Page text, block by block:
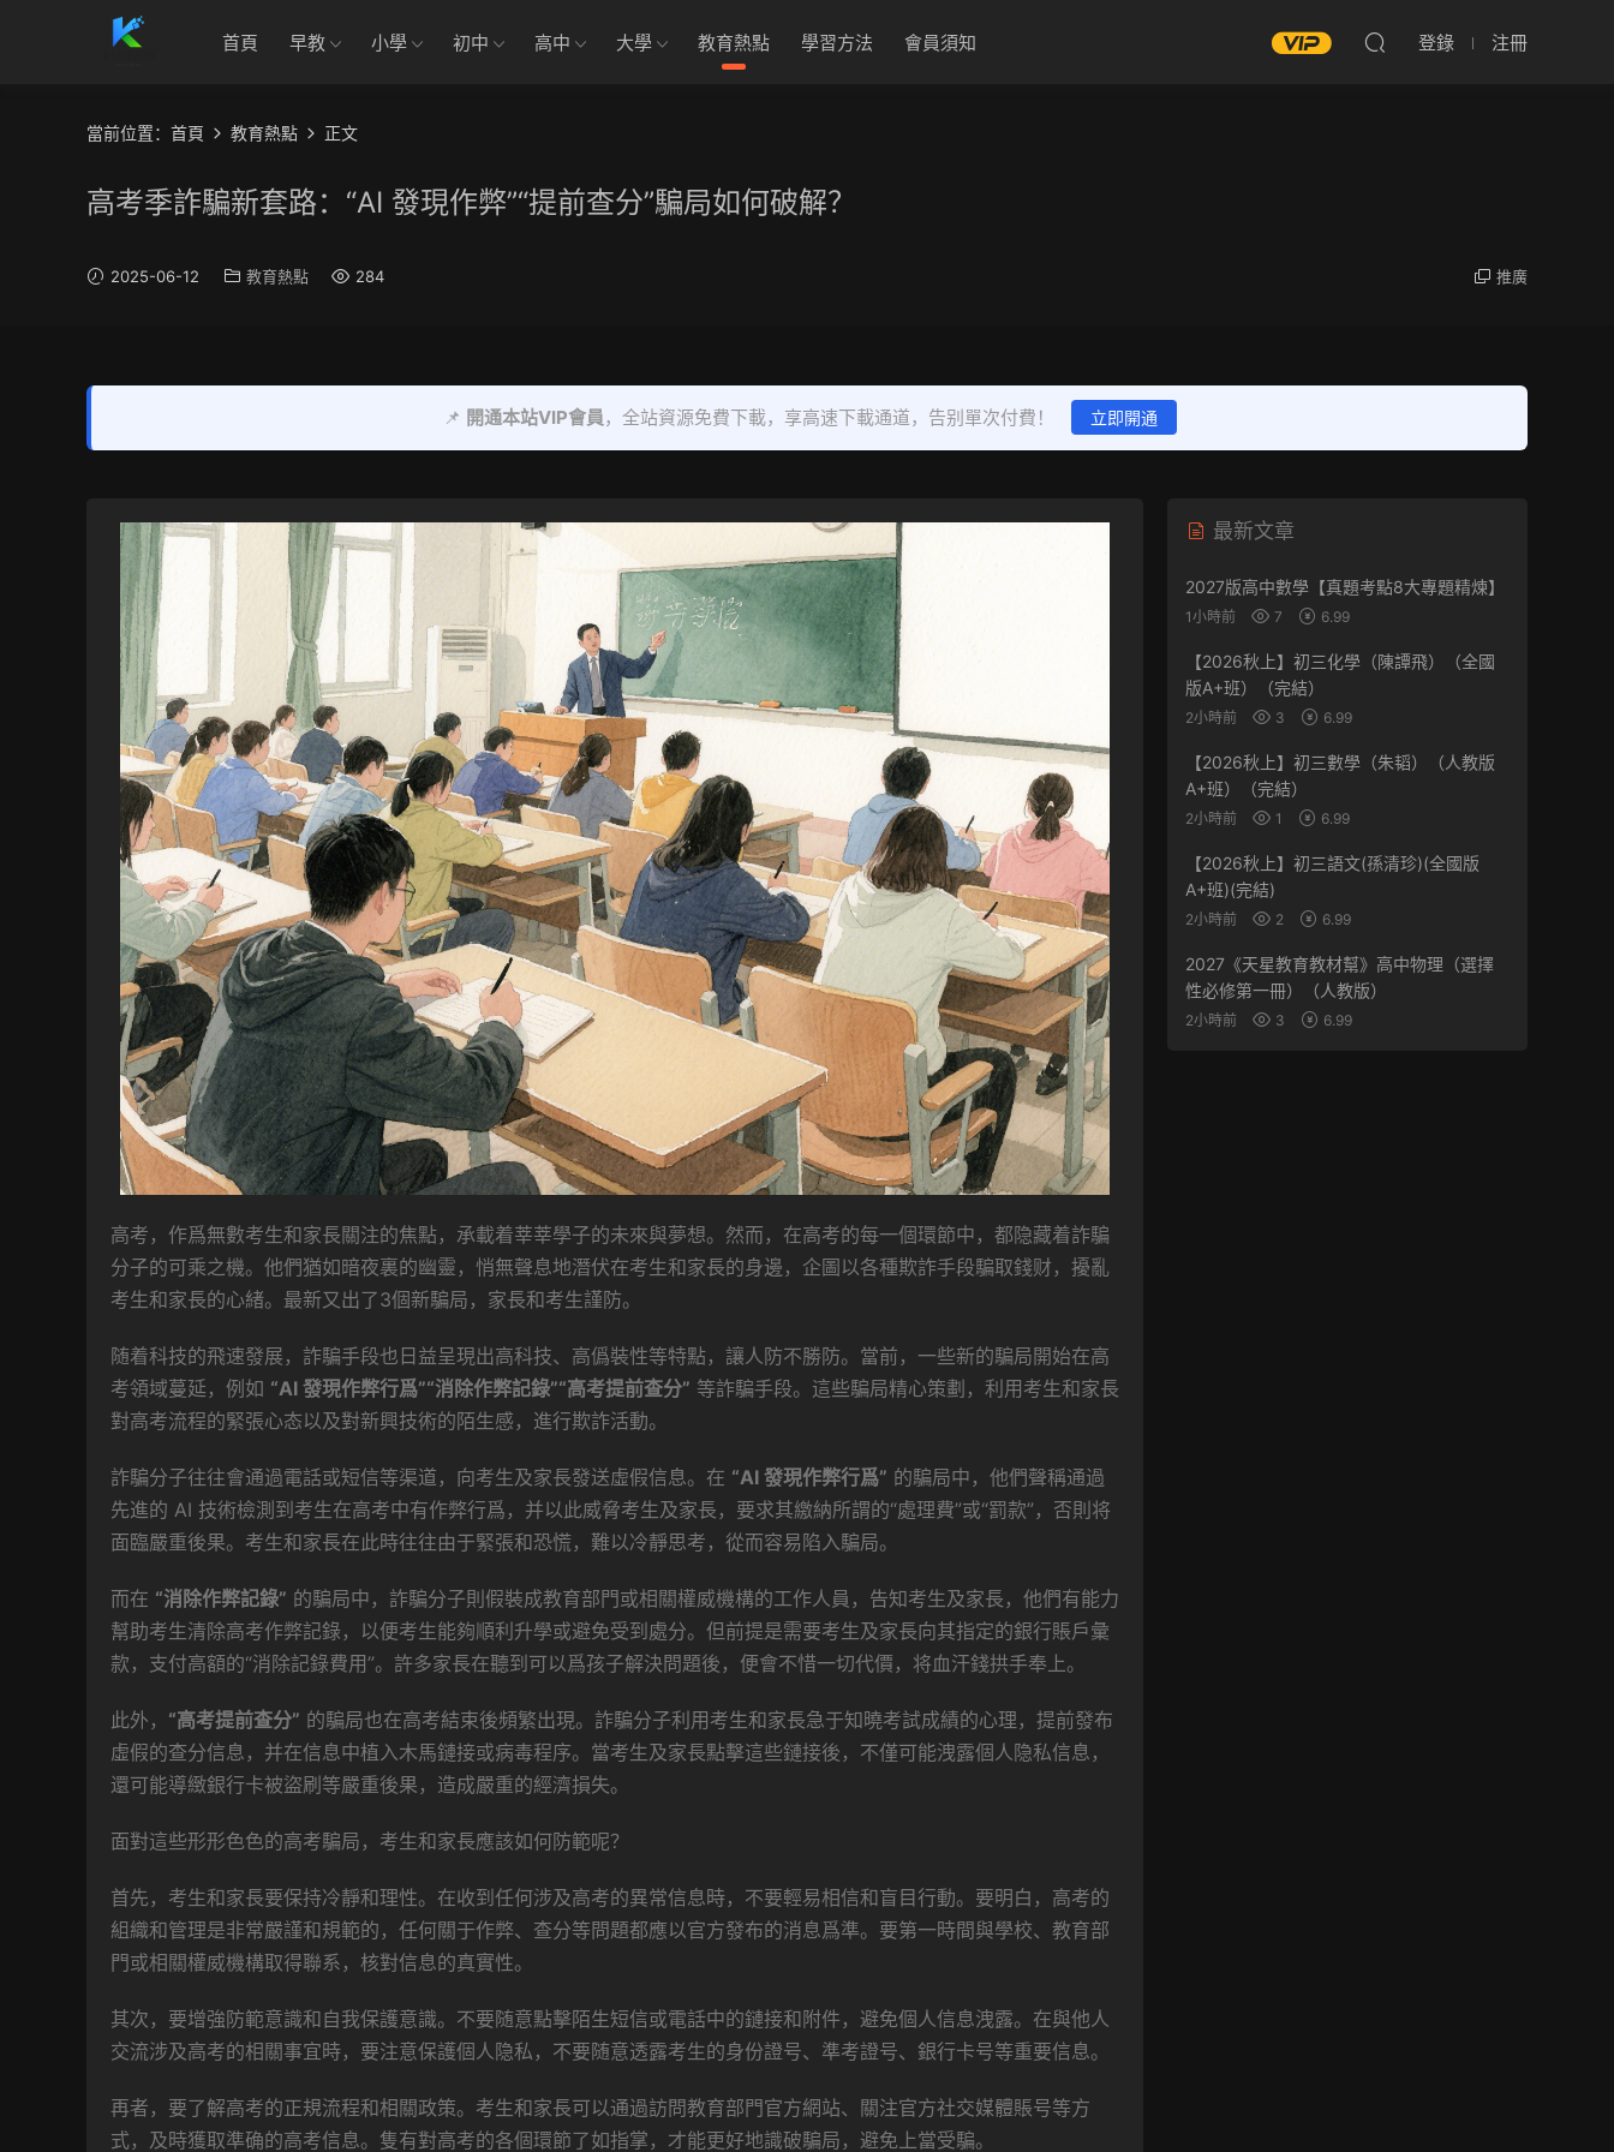
首頁 早教 小學 初中 高中 大學 教育熱點 學習方法 會員須知 登錄 注冊
當前位置： 首頁 教育熱點 正文
高考季詐騙新套路：“AI 發現作弊”“提前查分”騙局如何破解？
2025-06-12 教育熱點 284 推廣
📌 開通本站VIP會員，全站資源免費下載，享高速下載通道，告别單次付費！ 立即開通
高考，作爲無數考生和家長關注的焦點，承載着莘莘學子的未來與夢想。然而，在高考的每一個環節中，都隐藏着詐騙
分子的可乘之機。他們猶如暗夜裏的幽靈，悄無聲息地潛伏在考生和家長的身邊，企圖以各種欺詐手段騙取錢财，擾亂
考生和家長的心緒。最新又出了3個新騙局，家長和考生謹防。
随着科技的飛速發展，詐騙手段也日益呈現出高科技、高僞裝性等特點，讓人防不勝防。當前，一些新的騙局開始在高
考領域蔓延，例如 “AI 發現作弊行爲”“消除作弊記錄”“高考提前查分” 等詐騙手段。這些騙局精心策劃，利用考生和家長
對高考流程的緊張心态以及對新興技術的陌生感，進行欺詐活動。
詐騙分子往往會通過電話或短信等渠道，向考生及家長發送虛假信息。在 “AI 發現作弊行爲” 的騙局中，他們聲稱通過
先進的 AI 技術檢測到考生在高考中有作弊行爲，并以此威脅考生及家長，要求其繳納所謂的“處理費”或“罰款”，否則将
面臨嚴重後果。考生和家長在此時往往由于緊張和恐慌，難以冷靜思考，從而容易陷入騙局。
而在 “消除作弊記錄” 的騙局中，詐騙分子則假裝成教育部門或相關權威機構的工作人員，告知考生及家長，他們有能力
幫助考生清除高考作弊記錄，以便考生能夠順利升學或避免受到處分。但前提是需要考生及家長向其指定的銀行賬戶彙
款，支付高額的“消除記錄費用”。許多家長在聽到可以爲孩子解決問題後，便會不惜一切代價，将血汗錢拱手奉上。
此外， “高考提前查分” 的騙局也在高考結束後頻繁出現。詐騙分子利用考生和家長急于知曉考試成績的心理，提前發布
虛假的查分信息，并在信息中植入木馬鏈接或病毒程序。當考生及家長點擊這些鏈接後，不僅可能洩露個人隐私信息，
還可能導緻銀行卡被盜刷等嚴重後果，造成嚴重的經濟損失。
面對這些形形色色的高考騙局，考生和家長應該如何防範呢？
首先，考生和家長要保持冷靜和理性。在收到任何涉及高考的異常信息時，不要輕易相信和盲目行動。要明白，高考的
組織和管理是非常嚴謹和規範的，任何關于作弊、查分等問題都應以官方發布的消息爲準。要第一時間與學校、教育部
門或相關權威機構取得聯系，核對信息的真實性。
其次，要增強防範意識和自我保護意識。不要随意點擊陌生短信或電話中的鏈接和附件，避免個人信息洩露。在與他人
交流涉及高考的相關事宜時，要注意保護個人隐私，不要随意透露考生的身份證号、準考證号、銀行卡号等重要信息。
再者，要了解高考的正規流程和相關政策。考生和家長可以通過訪問教育部門官方網站、關注官方社交媒體賬号等方
式，及時獲取準确的高考信息。隻有對高考的各個環節了如指掌，才能更好地識破騙局，避免上當受騙。
最新文章
2027版高中數學【真題考點8大專題精煉】
1小時前 7 6.99
【2026秋上】初三化學（陳譚飛）（全國
版A+班）（完結）
2小時前 3 6.99
【2026秋上】初三數學（朱韬）（人教版
A+班）（完結）
2小時前 1 6.99
【2026秋上】初三語文(孫清珍)(全國版
A+班)(完結)
2小時前 2 6.99
2027《天星教育教材幫》高中物理（選擇
性必修第一冊）（人教版）
2小時前 3 6.99